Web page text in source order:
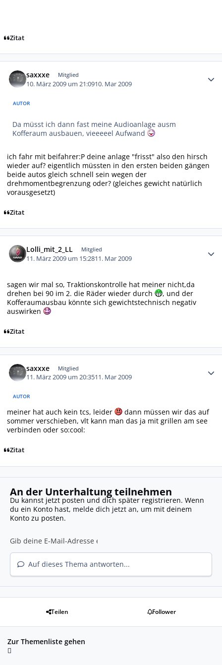
Zitat
saxxxe Mitglied
10. März 2009 um 21:0910. Mar 2009
AUTOR
Da müsst ich dann fast meine Audioanlage ausm
Kofferaum ausbauen, vieeeeel Aufwand
ich fahr mit beifahrer:P deine anlage "frisst" also den hirsch
wieder auf? eigentlich müssten in den ersten beiden gängen
beide autos gleich schnell sein wegen der
drehmomentbegrenzung oder? (gleiches gewicht natürlich
vorausgesetzt)
Zitat
Lolli_mit_2_LL Mitglied
11. März 2009 um 15:2811. Mar 2009
sagen wir mal so, Traktionskontrolle hat meiner nicht,da
drehen bei 90 im 2. die Räder wieder durch
, und der
Kofferaumausbau könnte sich gewichtstechnisch negativ
auswirken
Zitat
saxxxe Mitglied
11. März 2009 um 20:3511. Mar 2009
AUTOR
meiner hat auch kein tcs, leider
dann müssen wir das auf
sommer verschieben, vlt kann man das ja mit grillen am see
verbinden oder so:cool:
Zitat
An der Unterhaltung teilnehmen
Du kannst jetzt posten und dich später registrieren. Wenn
du ein Konto hast, melde dich jetzt an, um mit deinem
Konto zu posten.
Auf dieses Thema antworten...
Teilen Follower
Zur Themenliste gehen